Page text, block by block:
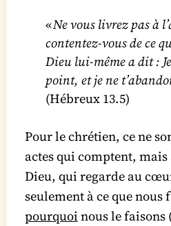
«Ne vous livrez pas à
contentez-vous de ce
Dieu lui-même a dit :
point, et je ne
(Hébreux 13.5)
Pour le chrétien, ce ne
actes qui comptent,
Dieu, qui regarde au
seulement à ce que nous
pourquoi nous le faisons